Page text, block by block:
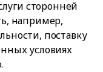
сторонней
например,
поставку
условиях